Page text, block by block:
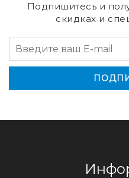
Подпишитесь и
скидках и